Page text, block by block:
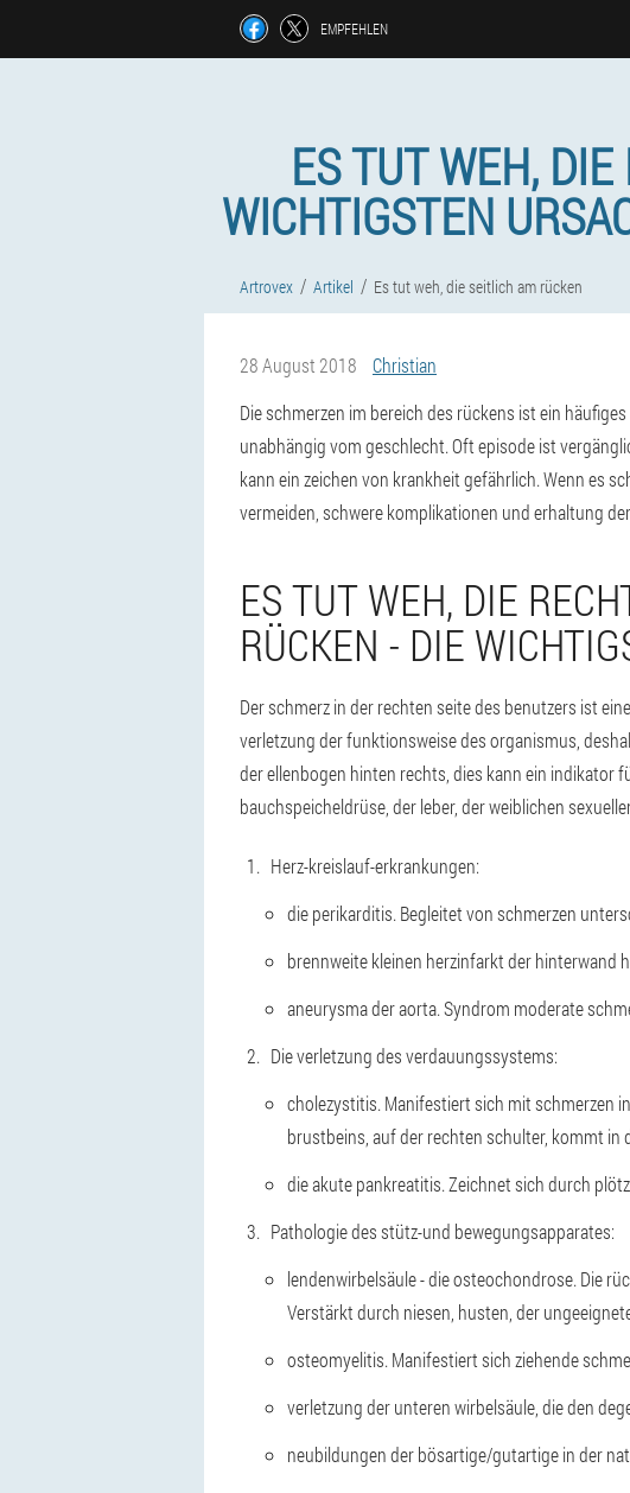
EMPFEHLEN
ES TUT WEH,
WICHTIGSTEN
Artrovex Artikel Es tut weh, die seitlich am rücken
28 August 2018
Christian
Die schmerzen im bereich des rückens ist ein
unabhängig vom geschlecht. Oft episode ist
kann ein zeichen von krankheit gefährlich. Wenn es
vermeiden, schwere komplikationen und erhaltung
ES TUT WEH, DIE
RÜCKEN - DIE
Der schmerz in der rechten seite des benutzers ist
verletzung der funktionsweise des organismus,
der ellenbogen hinten rechts, dies kann ein indikator
bauchspeicheldrüse, der leber, der weiblichen
Herz-kreislauf-erkrankungen:
die perikarditis. Begleitet von schmerzen
brennweite kleinen herzinfarkt der hinterwand
aneurysma der aorta. Syndrom moderate
Die verletzung des verdauungssystems:
cholezystitis. Manifestiert sich mit schmerzen
brustbeins, auf der rechten schulter, kommt in
die akute pankreatitis. Zeichnet sich durch
Pathologie des stütz-und bewegungsapparates:
lendenwirbelsäule - die osteochondrose. Die
Verstärkt durch niesen, husten, der
osteomyelitis. Manifestiert sich ziehende
verletzung der unteren wirbelsäule, die den
neubildungen der bösartige/gutartige in der